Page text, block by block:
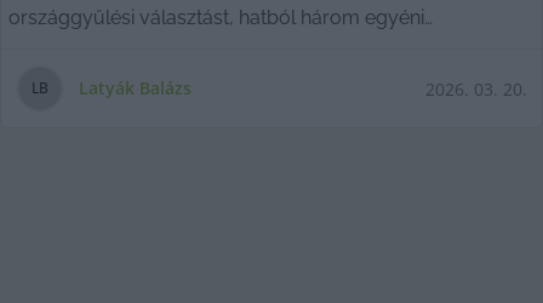
országgyűlési választást, hatból három egyéni
LB Latyák Balázs 2026. 03. 20.